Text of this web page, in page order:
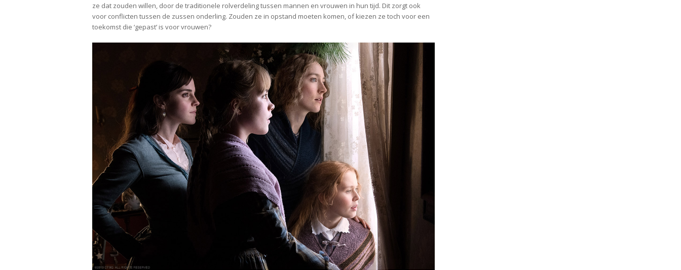
ze dat zouden willen, door de traditionele rolverdeling tussen mannen en vrouwen in hun tijd. Dit zorgt ook
voor conflicten tussen de zussen onderling. Zouden ze in opstand moeten komen, of kiezen ze toch voor een
toekomst die ‘gepast’ is voor vrouwen?